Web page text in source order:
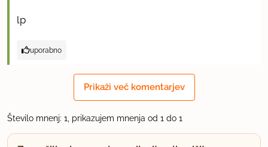
lp
uporabno
Prikaži več komentarjev
Število mnenj: 1, prikazujem mnenja od 1 do 1